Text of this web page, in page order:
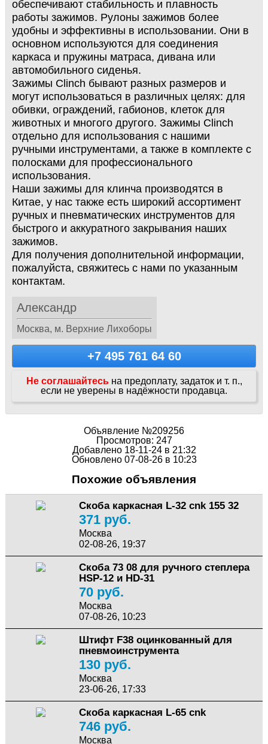
обеспечивают стабильность и плавность
работы зажимов. Рулоны зажимов более
удобны и эффективны в использовании. Они в
основном используются для соединения
каркаса и пружины матраса, дивана или
автомобильного сиденья.
Зажимы Clinch бывают разных размеров и
могут использоваться в различных целях: для
обивки, ограждений, габионов, клеток для
животных и многого другого. Зажимы Clinch
отдельно для использования с нашими
ручными инструментами, а также в комплекте с
полосками для профессионального
использования.
Наши зажимы для клинча производятся в
Китае, у нас также есть широкий ассортимент
ручных и пневматических инструментов для
быстрого и аккуратного закрывания наших
зажимов.
Для получения дополнительной информации,
пожалуйста, свяжитесь с нами по указанным
контактам.
Александр
Москва, м. Верхние Лихоборы
+7 495 761 64 60
Не соглашайтесь на предоплату, задаток и т. п.,
если не уверены в надёжности продавца.
Объявление №209256
Просмотров: 247
Добавлено 18-11-24 в 21:32
Обновлено 07-08-26 в 10:23
Похожие объявления
Скоба каркасная L-32 cnk 155 32
371 руб.
Москва
02-08-26, 19:37
Скоба 73 08 для ручного степлера
HSP-12 и HD-31
70 руб.
Москва
07-08-26, 10:23
Штифт F38 оцинкованный для
пневмоинструмента
130 руб.
Москва
23-06-26, 17:33
Скоба каркасная L-65 cnk
746 руб.
Москва